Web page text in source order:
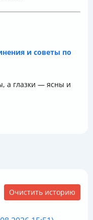
и советы по
а глазки — ясны и
Очистить историю